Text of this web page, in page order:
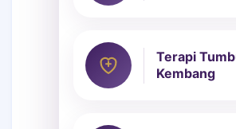
Terapi
Kembang